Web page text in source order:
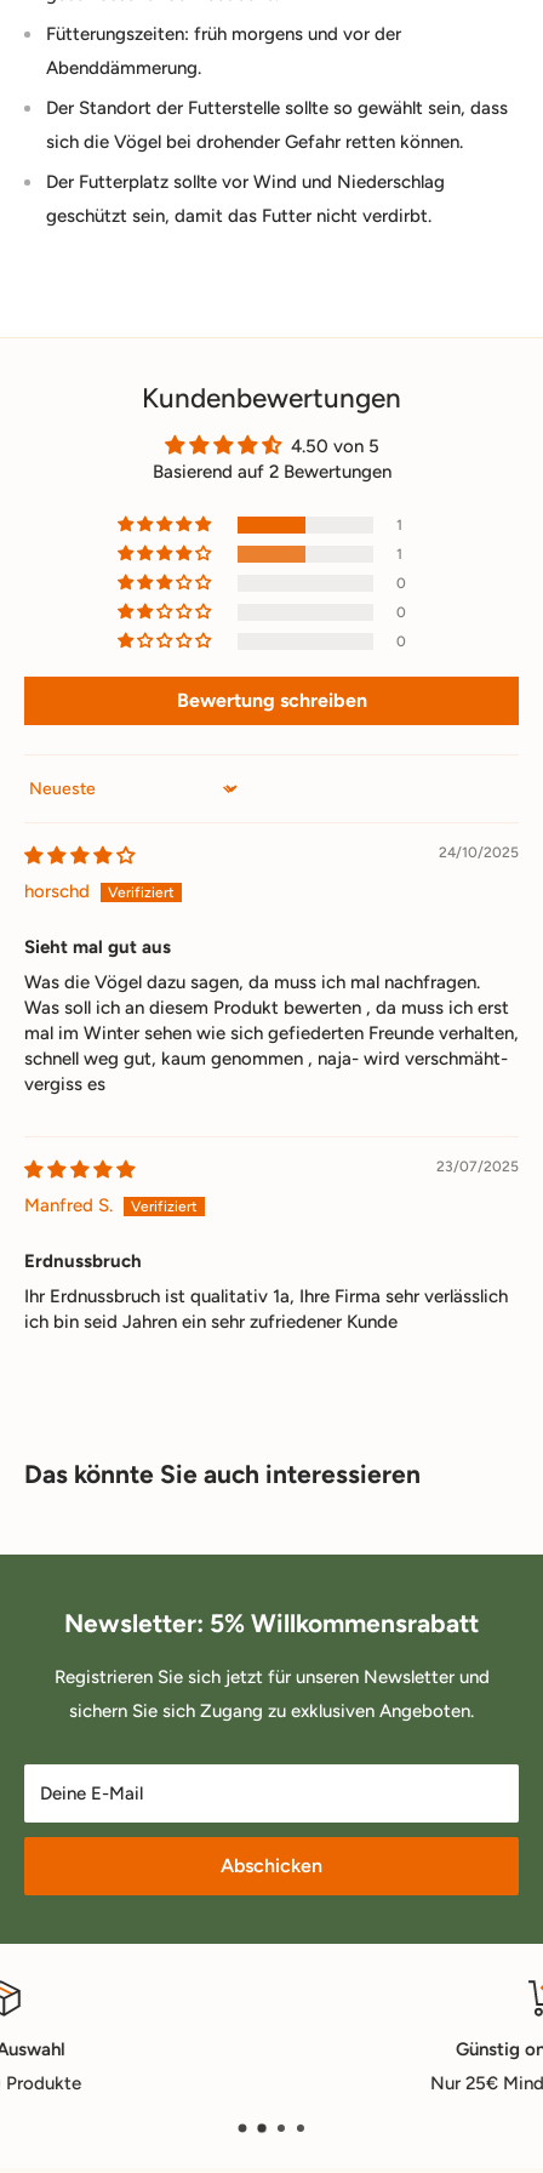
Fütterungszeiten: früh morgens und vor der
Abenddämmerung.
Der Standort der Futterstelle sollte so gewählt sein, dass
sich die Vögel bei drohender Gefahr retten können.
Der Futterplatz sollte vor Wind und Niederschlag
geschützt sein, damit das Futter nicht verdirbt.
Kundenbewertungen
4.50 von 5
Basierend auf 2 Bewertungen
1
1
0
0
0
Bewertung schreiben
Sort by
24/10/2025
horschd
Sieht mal gut aus
Was die Vögel dazu sagen, da muss ich mal nachfragen.
Was soll ich an diesem Produkt bewerten , da muss ich erst
mal im Winter sehen wie sich gefiederten Freunde verhalten,
schnell weg gut, kaum genommen , naja- wird verschmäht-
vergiss es
23/07/2025
Manfred S.
Erdnussbruch
Ihr Erdnussbruch ist qualitativ 1a, Ihre Firma sehr verlässlich
ich bin seid Jahren ein sehr zufriedener Kunde
Das könnte Sie auch interessieren
Newsletter: 5% Willkommensrabatt
Registrieren Sie sich jetzt für unseren Newsletter und
sichern Sie sich Zugang zu exklusiven Angeboten.
Deine E-Mail
Abschicken